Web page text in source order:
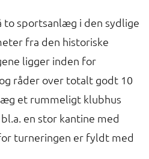
to sportsanlæg i den sydlige
fra den historiske
ligger inden for
råder over totalt godt 10
et rummeligt klubhus
en stor kantine med
turneringen er fyldt med